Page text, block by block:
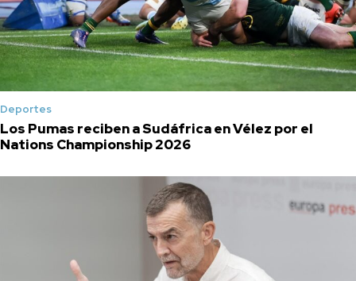
Deportes
Los Pumas reciben a Sudáfrica en Vélez por el
Nations Championship 2026